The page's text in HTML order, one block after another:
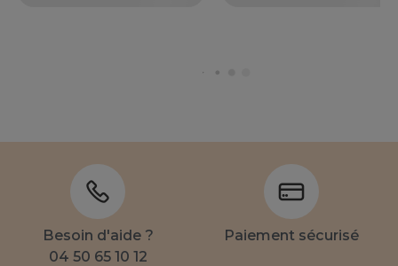
Besoin d'aide ?
04 50 65 10 12
Paiement sécurisé